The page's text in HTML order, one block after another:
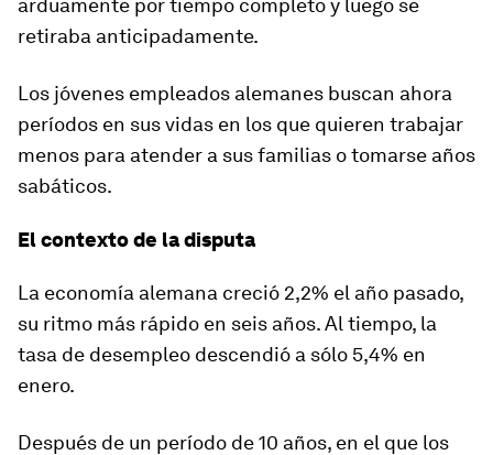
arduamente por tiempo completo y luego se
retiraba anticipadamente.
Los jóvenes empleados alemanes buscan ahora
períodos en sus vidas en los que quieren trabajar
menos para atender a sus familias o tomarse años
sabáticos.
El contexto de la disputa
La economía alemana creció 2,2% el año pasado,
su ritmo más rápido en seis años. Al tiempo, la
tasa de desempleo descendió a sólo 5,4% en
enero.
Después de un período de 10 años, en el que los